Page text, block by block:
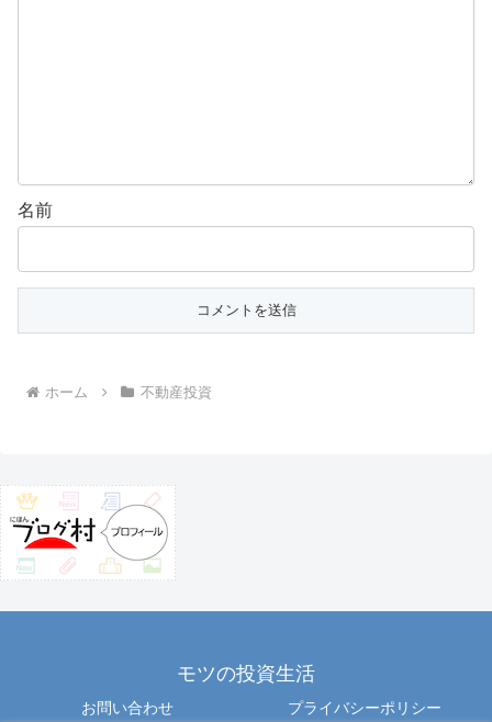
名前
ホーム 不動産投資
モツの投資生活
お問い合わせ プライバシーポリシー